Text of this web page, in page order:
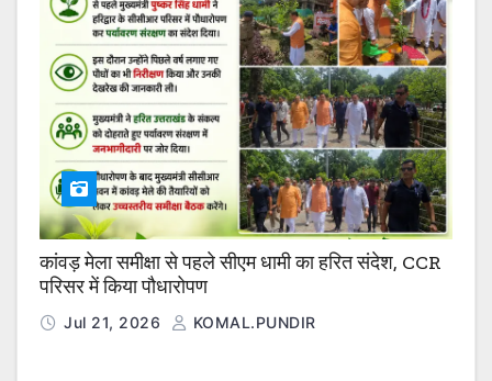
कांवड़ मेला समीक्षा से पहले सीएम धामी का हरित संदेश, CCR
परिसर में किया पौधारोपण
Jul 21, 2026 KOMAL.PUNDIR